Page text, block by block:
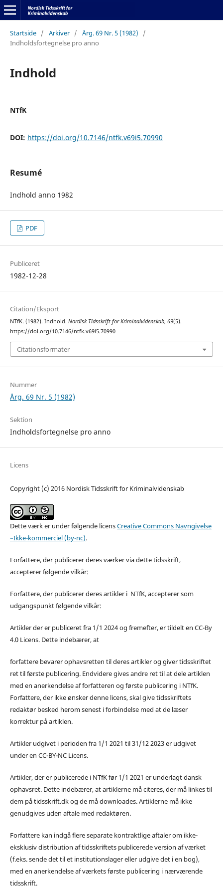
Startside / Arkiver / Årg. 69 Nr. 5 (1982)
/
Indholdsfortegnelse pro anno
Indhold
NTfK
DOI: https://doi.org/10.7146/ntfk.v69i5.70990
Resumé
Indhold anno 1982
PDF
Publiceret
1982-12-28
Citation/Eksport
NTfK. (1982). Indhold. Nordisk Tidsskrift for Kriminalvidenskab, 69(5).
https://doi.org/10.7146/ntfk.v69i5.70990
Citationsformater
Nummer
Årg. 69 Nr. 5 (1982)
Sektion
Indholdsfortegnelse pro anno
Licens
Copyright (c) 2016 Nordisk Tidsskrift for Kriminalvidenskab
Dette værk er under følgende licensCreative Commons Navngivelse
–Ikke-kommerciel (by-nc).
Forfattere, der publicerer deres værker via dette tidsskrift,
accepterer følgende vilkår:
Forfattere, der publicerer deres artikler i NTfK, accepterer som
udgangspunkt følgende vilkår:
Artikler der er publiceret fra 1/1 2024 og fremefter, er tildelt en CC-By
4.0 Licens. Dette indebærer, at
forfattere bevarer ophavsretten til deres artikler og giver tidsskriftet
ret til første publicering. Endvidere gives andre ret til at dele artiklen
med en anerkendelse af forfatteren og første publicering i NTfK.
Forfattere, der ikke ønsker denne licens, skal give tidsskriftets
redaktør besked herom senest i forbindelse med at de læser
korrektur på artiklen.
Artikler udgivet i perioden fra 1/1 2021 til 31/12 2023 er udgivet
under en CC-BY-NC Licens.
Artikler, der er publicerede i NTfK før 1/1 2021 er underlagt dansk
ophavsret. Dette indebærer, at artiklerne må citeres, der må linkes til
dem på tidsskrift.dk og de må downloades. Artiklerne må ikke
genudgives uden aftale med redaktøren.
Forfattere kan indgå flere separate kontraktlige aftaler om ikke-
eksklusiv distribution af tidsskriftets publicerede version af værket
(f.eks. sende det til et institutionslager eller udgive det i en bog),
med en anerkendelse af værkets første publicering i nærværende
tidsskrift.